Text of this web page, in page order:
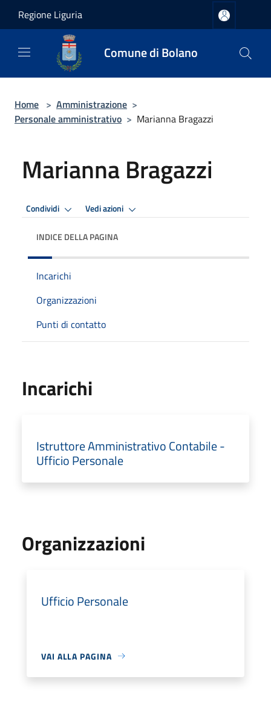
Regione Liguria
Comune di Bolano
Home > Amministrazione >
Personale amministrativo > Marianna Bragazzi
Marianna Bragazzi
Condividi Vedi azioni
INDICE DELLA PAGINA
Incarichi
Organizzazioni
Punti di contatto
Incarichi
Istruttore Amministrativo Contabile -
Ufficio Personale
Organizzazioni
Ufficio Personale
VAI ALLA PAGINA